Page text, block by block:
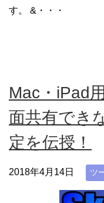
す。 &・・・
Mac・iPad
面共有でき
定を伝授！
2018年4月14日 ツ